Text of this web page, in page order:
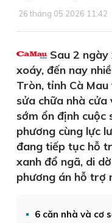
26 tháng 05 2026 11:42
Sau 2
xoáy, đến nay
Tròn, tỉnh Cà
sửa chữa nhà
sớm ổn định cuộc
phương cùng lực
đang tiếp tục hỗ
xanh đổ ngã, di
phương án hỗ trợ
6 căn nhà và cơ